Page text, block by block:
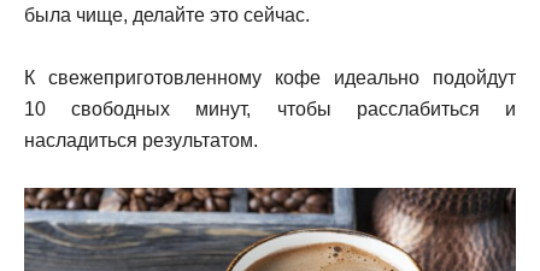
была чище, делайте это сейчас.
К свежеприготовленному кофе идеально подойдут
10 свободных минут, чтобы расслабиться и
насладиться результатом.